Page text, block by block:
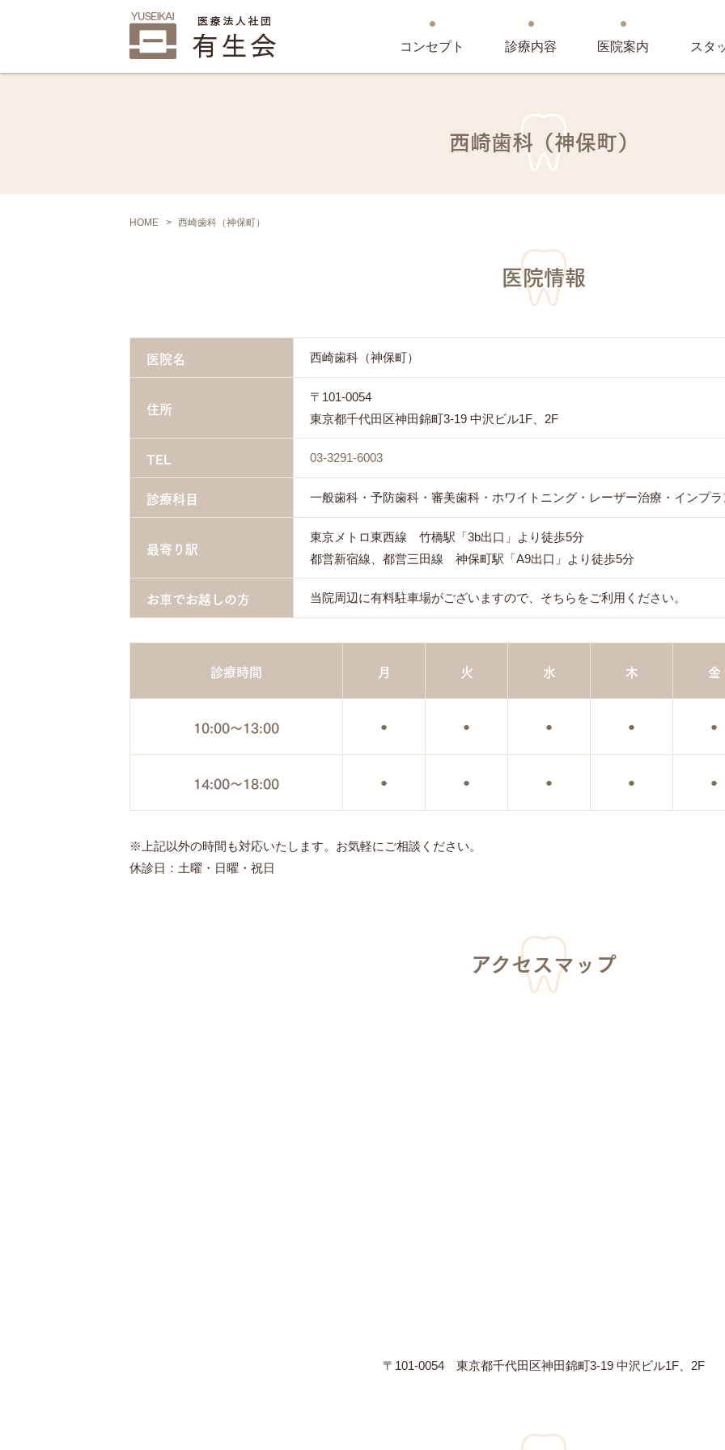
コンセプト 診療内容 医院案内 スタ
西崎歯科（神保町）
HOME 西崎歯科（神保町）
医院情報
医院名 西崎歯科（神保町）
住所
〒101-0054
東京都千代田区神田錦町3-19 中沢ビル1F、2F
TEL 03-3291-6003
診療科目 一般歯科・予防歯科・審美歯科・ホワイトニング・レーザー治療・インプラ
最寄り駅
東京メトロ東西線 竹橋駅「3b出口」より徒歩5分
都営新宿線、都営三田線 神保町駅「A9出口」より徒歩5分
お車でお越しの方 当院周辺に有料駐車場がございますので、そちらをご利用ください。
診療時間 月 火 水 木 金
10:00～13:00 ● ● ● ● ●
14:00～18:00 ● ● ● ● ●
※上記以外の時間も対応いたします。お気軽にご相談ください。
休診日：土曜・日曜・祝日
アクセスマップ
〒101-0054 東京都千代田区神田錦町3-19 中沢ビル1F、2F